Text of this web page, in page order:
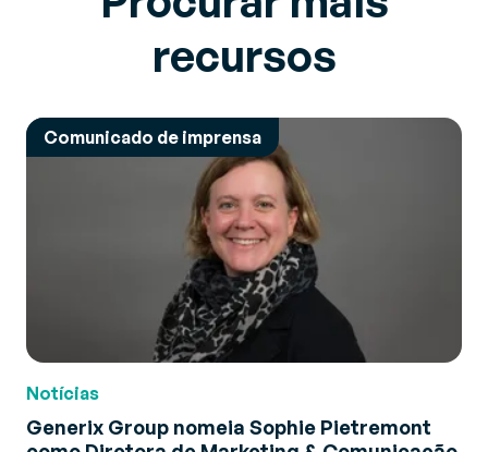
recursos
Comunicado de imprensa
Notícias
Generix Group nomeia Sophie Pietremont